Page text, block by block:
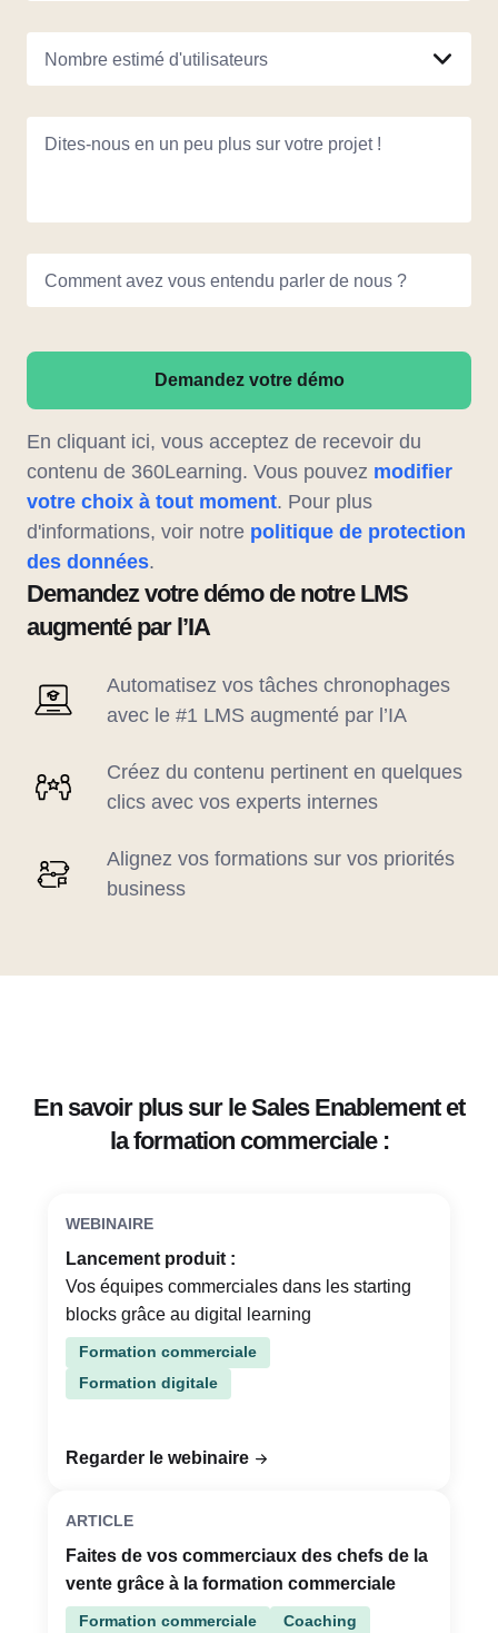
Demandez votre démo de notre LMS
augmenté par l’IA
Automatisez vos tâches chronophages
avec le #1 LMS augmenté par l’IA
Créez du contenu pertinent en quelques
clics avec vos experts internes
Alignez vos formations sur vos priorités
business
Nombre estimé d'utilisateurs
Dites-nous en un peu plus sur votre projet !
Comment avez vous entendu parler de nous ?
Demandez votre démo
En cliquant ici, vous acceptez de recevoir du
contenu de 360Learning. Vous pouvez modifier
votre choix à tout moment. Pour plus
d'informations, voir notre politique de protection
des données.
En savoir plus sur le Sales Enablement et
la formation commerciale :
WEBINAIRE
Lancement produit :
Vos équipes commerciales dans les starting
blocks grâce au digital learning
Formation commerciale
Formation digitale
Regarder le webinaire
ARTICLE
Faites de vos commerciaux des chefs de la
vente grâce à la formation commerciale
Formation commerciale
Coaching